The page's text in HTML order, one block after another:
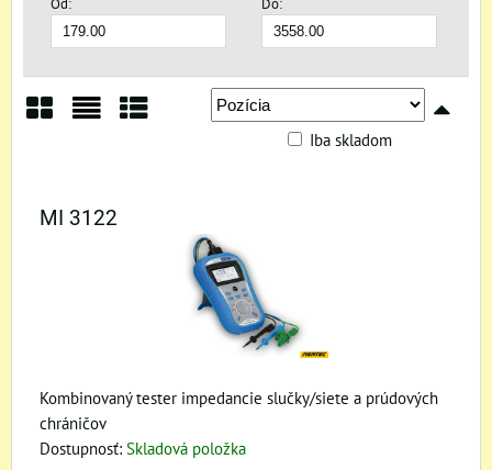
Od: Do:
Iba skladom
MI 3122
Kombinovaný tester impedancie slučky/siete a prúdových
chráničov
Dostupnosť: Skladová položka